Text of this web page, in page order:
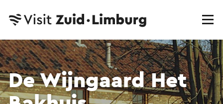
De Wijngaard Het